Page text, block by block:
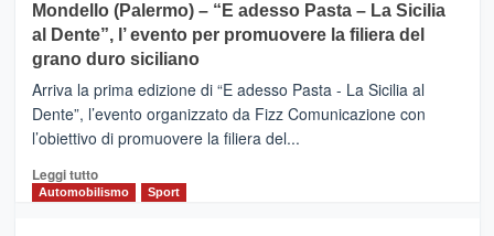
e
messaggi
di
CASTIGLIONE
DI
SICILIA
(Ct)
–
Il
Borgo
Gusto,
il
Mondello (Palermo) – “E adesso Pasta – La Sicilia
al Dente”, l’ evento per promuovere la filiera del
grano duro siciliano
Arriva la prima edizione di “E adesso Pasta - La Sicilia al
Dente”, l’evento organizzato da Fizz Comunicazione con
l’obiettivo di promuovere la filiera del...
Leggi tuttoLeggi
di
Automobilismo Sport